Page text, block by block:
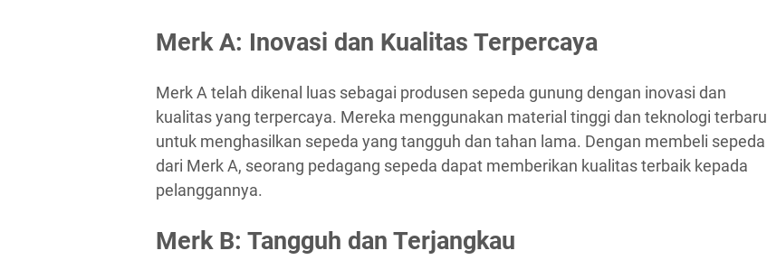
Merk A: Inovasi dan Kualitas Terpercaya
Merk A telah dikenal luas sebagai produsen sepeda gunung dengan inovasi dan
kualitas yang terpercaya. Mereka menggunakan material tinggi dan teknologi terbaru
untuk menghasilkan sepeda yang tangguh dan tahan lama. Dengan membeli sepeda
dari Merk A, seorang pedagang sepeda dapat memberikan kualitas terbaik kepada
pelanggannya.
Merk B: Tangguh dan Terjangkau